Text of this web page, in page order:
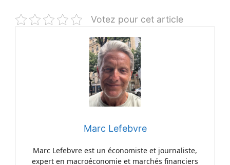
Votez pour cet article
Marc Lefebvre
Marc Lefebvre est un économiste et journaliste,
expert en macroéconomie et marchés financiers